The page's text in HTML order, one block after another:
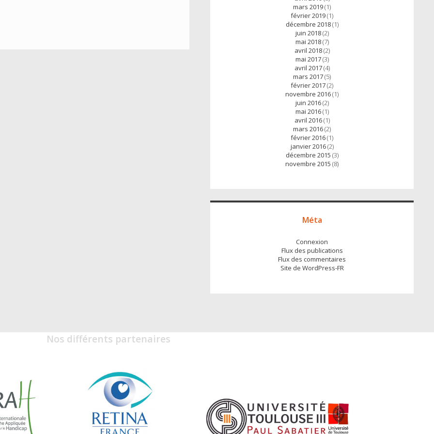
mars 2019(1)
février 2019(1)
décembre 2018(1)
juin 2018(2)
mai 2018(7)
avril 2018(2)
mai 2017(3)
avril 2017(4)
mars 2017(5)
février 2017(2)
novembre 2016(1)
juin 2016(2)
mai 2016(1)
avril 2016(1)
mars 2016(2)
février 2016(1)
janvier 2016(2)
décembre 2015 (3)
novembre 2015 (8)
Méta
Connexion
Flux des publications
Flux des commentaires
Site de WordPress-FR
Nos différents partenaires